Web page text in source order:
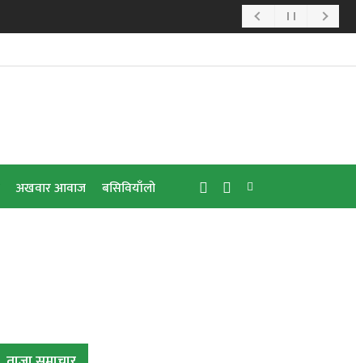
अखवार आवाज बसिवियाँलो